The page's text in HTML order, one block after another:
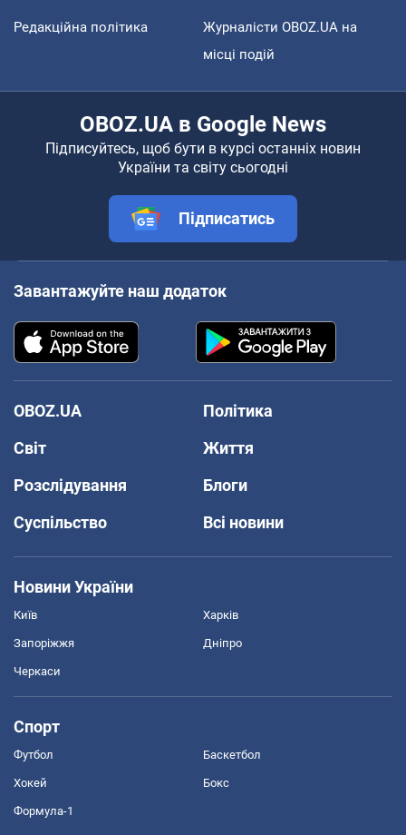
Редакційна політика
Журналісти OBOZ.UA на
місці подій
OBOZ.UA в Google News
Підписуйтесь, щоб бути в курсі останніх новин
України та світу сьогодні
Підписатись
Завантажуйте наш додаток
OBOZ.UA
Політика
Світ
Життя
Розслідування
Блоги
Суспільство
Всі новини
Новини України
Київ Харків
Запоріжжя Дніпро
Черкаси
Спорт
Футбол Баскетбол
Хокей Бокс
Формула-1